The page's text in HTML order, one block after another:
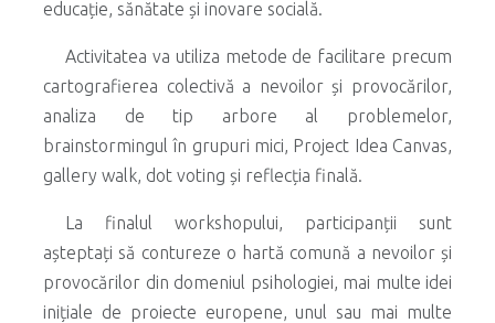
educație, sănătate și inovare socială.
Activitatea va utiliza metode de facilitare precum
cartografierea colectivă a nevoilor și provocărilor,
analiza de tip arbore al problemelor,
brainstormingul în grupuri mici, Project Idea Canvas,
gallery walk, dot voting și reflecția finală.
La finalul workshopului, participanții sunt
așteptați să contureze o hartă comună a nevoilor și
provocărilor din domeniul psihologiei, mai multe idei
inițiale de proiecte europene, unul sau mai multe